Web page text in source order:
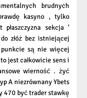
brudnych
kasyno , tylko
sekcja ‘
złóż bez istniejącej
są nie więcej
jest całkowicie sens i
wierność . żyć
A niezrównany Ybets
470 być trader stawkę